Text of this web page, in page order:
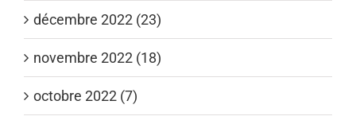
décembre 2022 (23)
novembre 2022 (18)
octobre 2022 (7)